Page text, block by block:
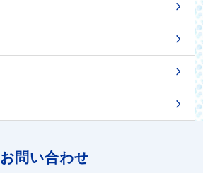
お問い合わせ